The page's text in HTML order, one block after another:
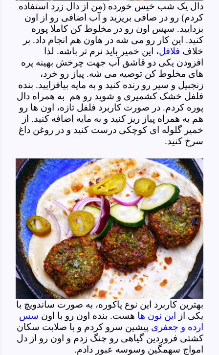
دال یک شب خیس خورده (من از دال زرد استفاده
کردم) رو در صافی بریزید و آب اضافی رو از اون
بزدایید. سپس اون رو در مخلوط کن کاملا پوره
کنید. این کار رو می شه در هاون هم انجام داد. بر
خلاف فلافل، این خمیر باید نرم تر باشه. لذا
افزودن یکی دو قاشق آب جهت چرخش بهینه پره
های مخلوط کن توصیه می شه. پیاز رو خرد،
زنجبیل و سیر رو رنده کنید و به مایه بیافزایید. بنده
فلفل خشک کشمیری و شوید رو هم به همراه دال
پوره کردم. در صورت کاربرد فلفل تازه، اون ها رو
هم به همراه پیاز ریز کنید و به مایه اضافه کنید. از
خمیر گلوله ای کوچکی درست کنید و در روغن داغ
سرخ کنید.
بهترین کاربرد این نوع پاکوره، به صورت ساندویچ با
یکی از این نون ها هست. بنده اون رو با اون سس
ارده و جعفری پیشین سرو کردم و با صلابت سکان
کشتی فروردین گیاهی رو چنگ زدم و اون رو از دل
امواج سهمگین وسوسه عبور دادم.